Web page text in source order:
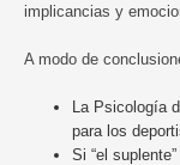
implicancias y
A modo de
La Psicología
para los
Si “el